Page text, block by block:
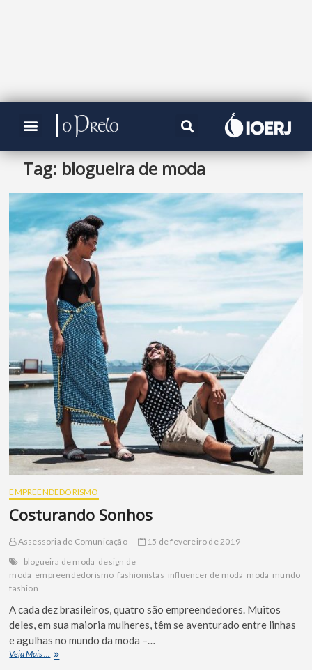
Tag: blogueira de moda
EMPREENDEDORISMO
Costurando Sonhos
Assessoria de Comunicação
15 de fevereiro de 2019
blogueira de moda design de
moda empreendedorismo fashionistas influencer de moda moda mundo
fashion
A cada dez brasileiros, quatro são empreendedores. Muitos
deles, em sua maioria mulheres, têm se aventurado entre linhas
e agulhas no mundo da moda –…
Veja Mais ...